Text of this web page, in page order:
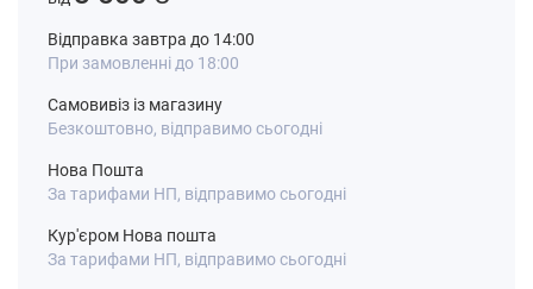
Відправка завтра до 14:00
При замовленні до 18:00
Самовивіз із магазину
Безкоштовно, відправимо сьогодні
Нова Пошта
За тарифами НП, відправимо сьогодні
Кур'єром Нова пошта
За тарифами НП, відправимо сьогодні